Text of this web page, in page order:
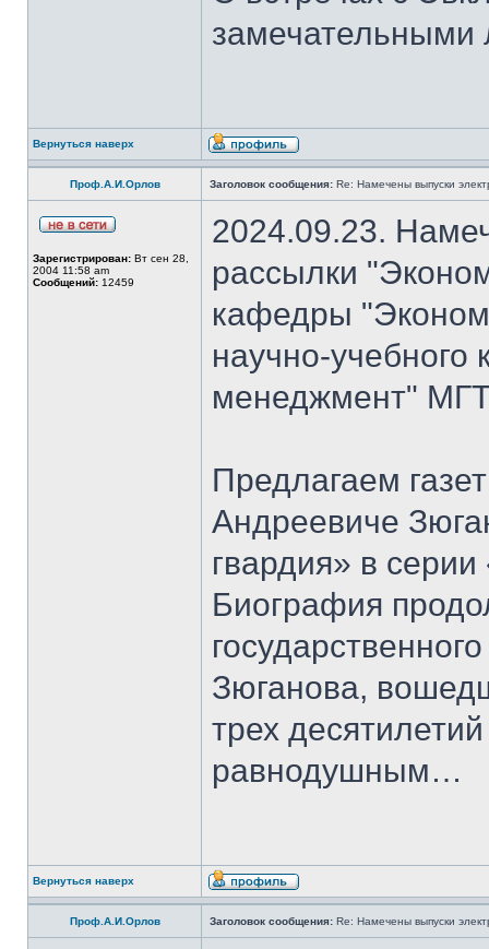
Вернуться наверх
Проф.А.И.Орлов Заголовок сообщения: Re: Намечены выпуски
Зарегистрирован: Вт сен 28,
2004 11:58 am
Сообщений: 12459
2024.09.23.
рассылки
кафедры
научно-
менеджмент"
Предлагаем
Андреевиче
гвардия» в
Биография
Зюганова,
трех
равнодушным…
Вернуться наверх
Проф.А.И.Орлов Заголовок сообщения: Re: Намечены выпуски